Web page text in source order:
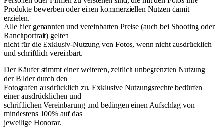
Produkte bewerben oder einen kommerziellen Nutzen damit
erzielen.
Alle hier genannten und vereinbarten Preise (auch bei Shooting oder
Ranchportrait) gelten
nicht für die Exklusiv-Nutzung von Fotos, wenn nicht ausdrücklich
und schriftlich vereinbart.
Der Käufer stimmt einer weiteren, zeitlich unbegrenzten Nutzung
der Bilder durch den
Fotografen ausdrücklich zu. Exklusive Nutzungsrechte bedürfen
einer ausdrücklichen und
schriftlichen Vereinbarung und bedingen einen Aufschlag von
mindestens 100% auf das
jeweilige Honorar.